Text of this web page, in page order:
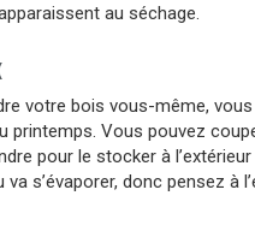
au séchage.
votre bois vous-même,
printemps. Vous pouvez
pour le stocker à
va s’évaporer, donc pensez à